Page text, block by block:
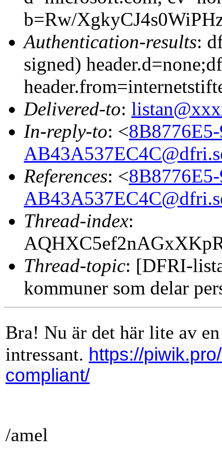
b=Rw/
Authentication-results:
signed)
Delivered-to:
In-reply-to: <
References: <
Thread-index:
Thread-topic: [DFRI-
kommuner som delar
Bra! Nu är det här lite av
intressant. https://
compliant/
/amel